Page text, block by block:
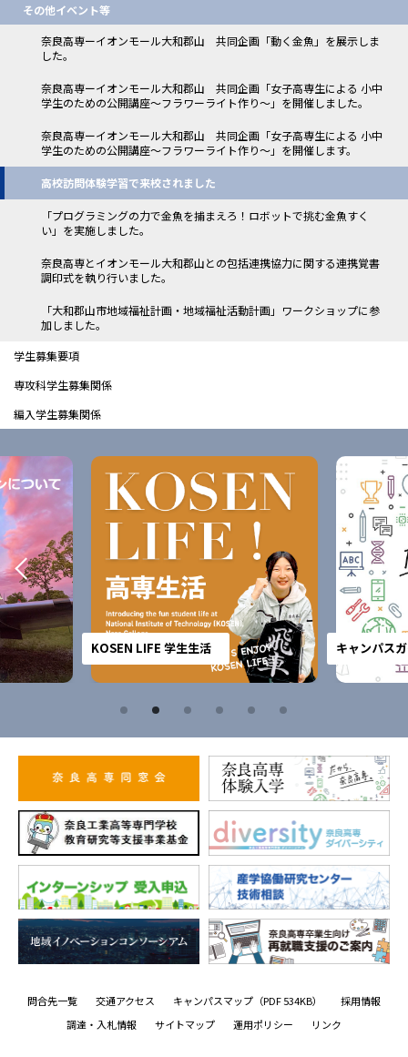
その他イベント等
奈良高専ーイオンモール大和郡山 共同企画「動く金魚」を展示しま
した。
奈良高専ーイオンモール大和郡山 共同企画「女子高専生による 小中
学生のための公開講座～フラワーライト作り～」を開催しました。
奈良高専ーイオンモール大和郡山 共同企画「女子高専生による 小中
学生のための公開講座～フラワーライト作り～」を開催します。
高校訪問体験学習で来校されました
「プログラミングの力で金魚を捕まえろ！ロボットで挑む金魚すく
い」を実施しました。
奈良高専とイオンモール大和郡山との包括連携協力に関する連携覚書
調印式を執り行いました。
「大和郡山市地域福祉計画・地域福祉活動計画」ワークショップに参
加しました。
学生募集要項
専攻科学生募集関係
編入学生募集関係
KOSEN LIFE 学生生活 キャンパス
問合先一覧 交通アクセス キャンパスマップ （PDF 534KB）
採用情報
調達・入札情報
サイトマップ 運用ポリシー リンク